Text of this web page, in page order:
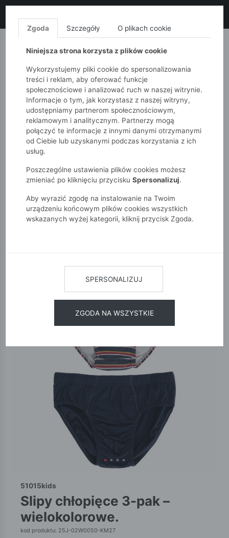
MONNARI QUIOSQUE
51015kids
Chłopcy 7-12 lat
Slipy chłopięce 3-pak – wielokolorowe.
51015kids
slipy chłopięce 3-pak –
wielokolorowe.
kod produktu: 25J-02W0050-KM27
Zgoda Szczegóły O plikach cookie
Niniejsza strona korzysta z plików cookie
Wykorzystujemy pliki cookie do spersonalizowania
treści i reklam, aby oferować funkcje
społecznościowe i analizować ruch w naszej witrynie.
Informacje o tym, jak korzystasz z naszej witryny,
udostępniamy partnerom społecznościowym,
reklamowym i analitycznym. Partnerzy mogą
połączyć te informacje z innymi danymi otrzymanymi
od Ciebie lub uzyskanymi podczas korzystania z ich
usług.
Poszczególne ustawienia plików cookies możesz
zmieniać po kliknięciu przycisku Spersonalizuj.
Aby wyrazić zgodę na instalowanie na Twoim
urządzeniu końcowym plików cookies wszystkich
wskazanych wyżej kategorii, kliknij przycisk Zgoda.
SPERSONALIZUJ
ZGODA NA WSZYSTKIE